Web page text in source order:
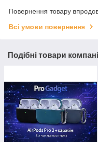
Повернення товару
Всі умови повернення
Подібні товари